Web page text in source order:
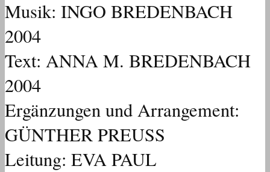
Musik: INGO BREDENBACH
2004
Text: ANNA M. BREDENBACH
2004
Ergänzungen und Arrangement:
GÜNTHER PREUSS
Leitung: EVA PAUL